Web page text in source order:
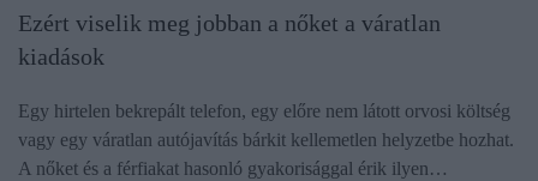
Ezért viselik meg jobban a nőket a váratlan
kiadások
Egy hirtelen bekrepált telefon, egy előre nem látott orvosi költség
vagy egy váratlan autójavítás bárkit kellemetlen helyzetbe hozhat.
A nőket és a férfiakat hasonló gyakorisággal érik ilyen…